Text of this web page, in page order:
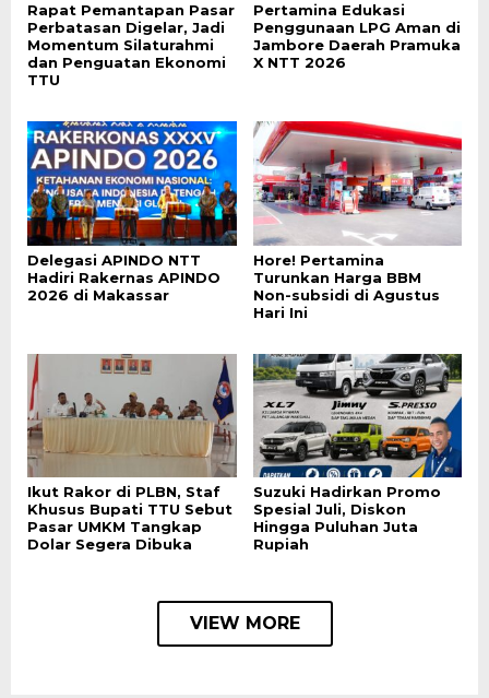
Rapat Pemantapan Pasar
Perbatasan Digelar, Jadi
Momentum Silaturahmi
dan Penguatan Ekonomi
TTU
Pertamina Edukasi
Penggunaan LPG Aman di
Jambore Daerah Pramuka
X NTT 2026
Delegasi APINDO NTT
Hadiri Rakernas APINDO
2026 di Makassar
Hore! Pertamina
Turunkan Harga BBM
Non-subsidi di Agustus
Hari Ini
Ikut Rakor di PLBN, Staf
Khusus Bupati TTU Sebut
Pasar UMKM Tangkap
Dolar Segera Dibuka
Suzuki Hadirkan Promo
Spesial Juli, Diskon
Hingga Puluhan Juta
Rupiah
VIEW MORE